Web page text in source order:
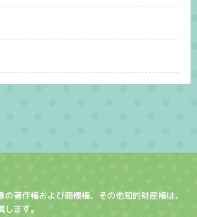
著作権および商標権、その他知的財産権は、
ます。